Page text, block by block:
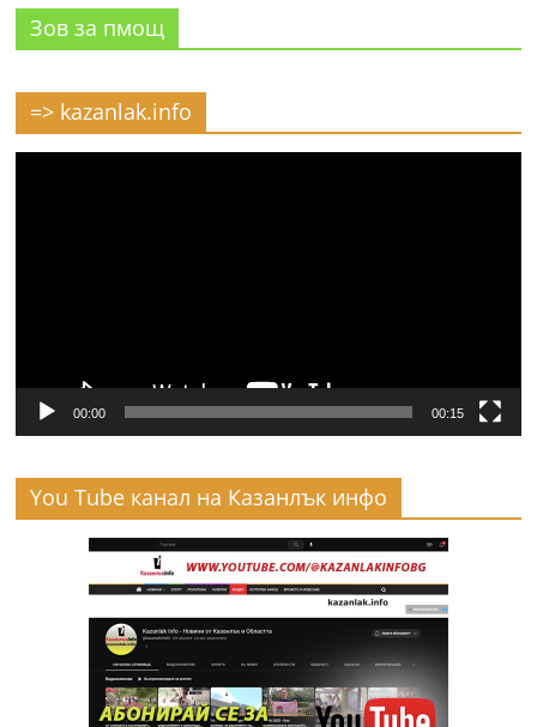
Зов за пмощ
=> kazanlak.info
00:00 00:15
You Tube канал на Казанлък инфо